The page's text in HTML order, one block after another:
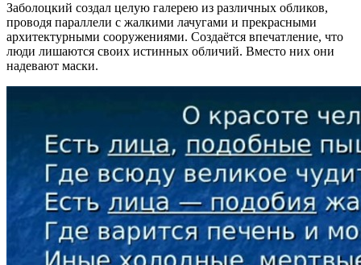
Заболоцкий создал целую галерею из различных обликов,
проводя параллели с жалкими лачугами и прекрасными
архитектурными сооружениями. Создаётся впечатление, что
люди лишаются своих истинных обличий. Вместо них они
надевают маски.